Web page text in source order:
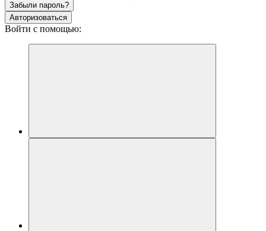
Забыли пароль?
Авторизоваться
Войти с помощью: